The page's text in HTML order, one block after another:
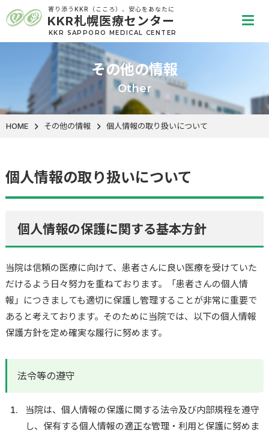
寄り添うKKR（こころ）、安心をあなたに
KKR札幌医療センター
KKR SAPPORO MEDICAL CENTER
代表
tel
地域連携専用ダイヤル
tel
その他の情報
Other
HOME その他の情報 個人情報の取り扱いについて
個人情報の取り扱いについて
個人情報の保護に関する基本方針
当院は信頼の医療に向けて、患者さんに良い医療を受けていた
だけるよう日々努力を重ねております。「患者さんの個人情
報」につきましても適切に保護し管理することが非常に重要で
あると考えております。そのために当院では、以下の個人情報
保護方針を定め確実な履行に努めます。
法令等の遵守
当院は、個人情報の保護に関する法令及び内部規程を遵守
し、保有する個人情報の適正な管理・利用と保護に努めま